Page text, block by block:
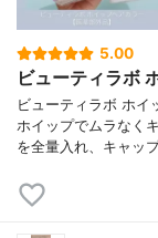
5.00
ビューティラボ
ビューティラボ ホイ
ホイップでムラなく
を全量入れ、キャッ